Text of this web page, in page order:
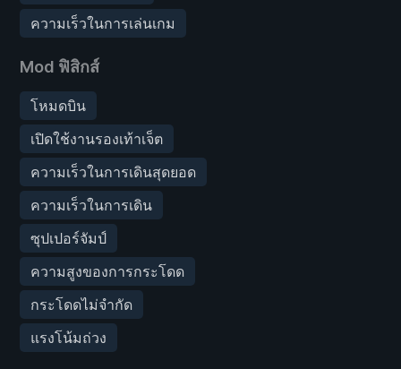
ความเร็วในการเล่นเกม
Mod ฟิสิกส์
โหมดบิน
เปิดใช้งานรองเท้าเจ็ต
ความเร็วในการเดินสุดยอด
ความเร็วในการเดิน
ซุปเปอร์จัมป์
ความสูงของการกระโดด
กระโดดไม่จำกัด
แรงโน้มถ่วง